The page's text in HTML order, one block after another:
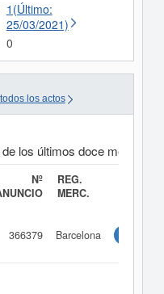
1(Último:
25/03/2021)
0
los actos
los últimos doce meses
Nº
REG.
MERC.
366379 Barcelona